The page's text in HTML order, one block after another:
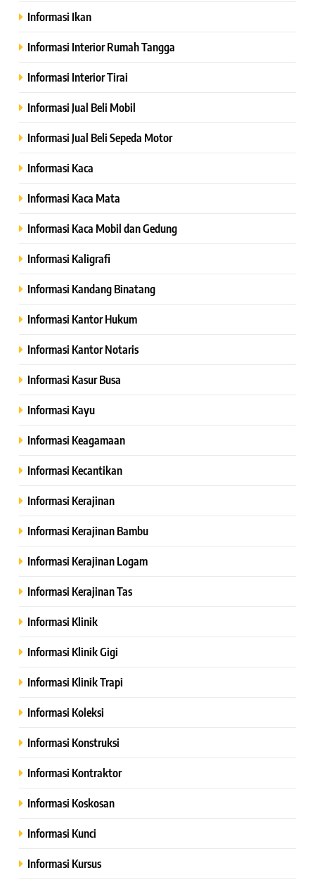
Informasi Ikan
Informasi Interior Rumah Tangga
Informasi Interior Tirai
Informasi Jual Beli Mobil
Informasi Jual Beli Sepeda Motor
Informasi Kaca
Informasi Kaca Mata
Informasi Kaca Mobil dan Gedung
Informasi Kaligrafi
Informasi Kandang Binatang
Informasi Kantor Hukum
Informasi Kantor Notaris
Informasi Kasur Busa
Informasi Kayu
Informasi Keagamaan
Informasi Kecantikan
Informasi Kerajinan
Informasi Kerajinan Bambu
Informasi Kerajinan Logam
Informasi Kerajinan Tas
Informasi Klinik
Informasi Klinik Gigi
Informasi Klinik Trapi
Informasi Koleksi
Informasi Konstruksi
Informasi Kontraktor
Informasi Koskosan
Informasi Kunci
Informasi Kursus